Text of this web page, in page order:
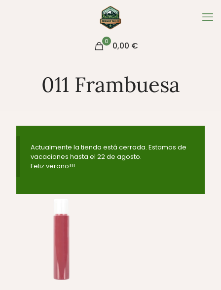
0 0,00 €
011 Frambuesa
Actualmente la tienda está cerrada. Estamos de
vacaciones hasta el 22 de agosto.
Feliz verano!!!